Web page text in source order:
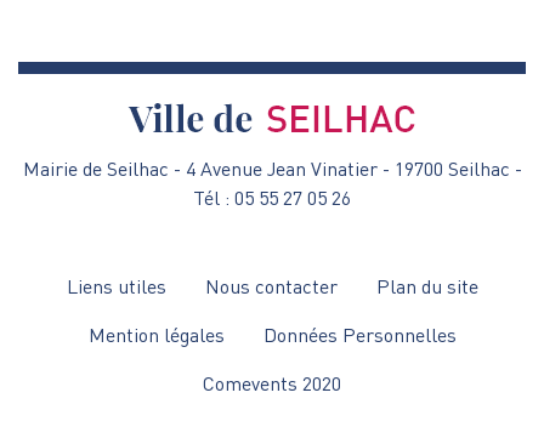
Mairie de Seilhac - 4 Avenue Jean Vinatier - 19700 Seilhac -
Tél : 05 55 27 05 26
Menu
Liens utiles Nous contacter
Plan du site
Mention légales
Données Personnelles
Comevents 2020